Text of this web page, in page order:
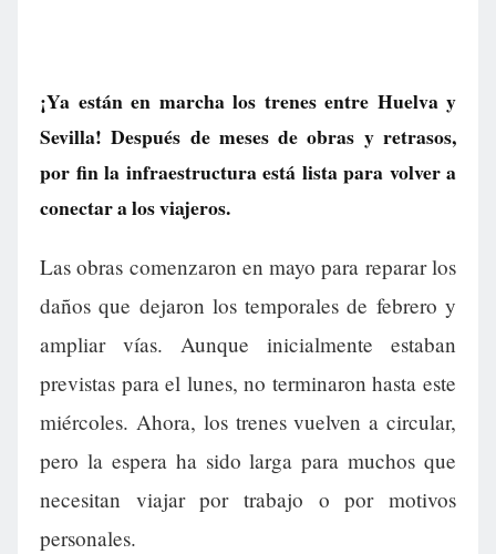
¡Ya están en marcha los trenes entre Huelva y
Sevilla! Después de meses de obras y retrasos,
por fin la infraestructura está lista para volver a
conectar a los viajeros.
Las obras comenzaron en mayo para reparar los
daños que dejaron los temporales de febrero y
ampliar vías. Aunque inicialmente estaban
previstas para el lunes, no terminaron hasta este
miércoles. Ahora, los trenes vuelven a circular,
pero la espera ha sido larga para muchos que
necesitan viajar por trabajo o por motivos
personales.